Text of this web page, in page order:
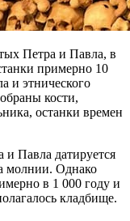
Петра и Павла, в
примерно 10
и этнического
кости,
останки времен
Павла датируется
молнии. Однако
в 1 000 году и
кладбище.